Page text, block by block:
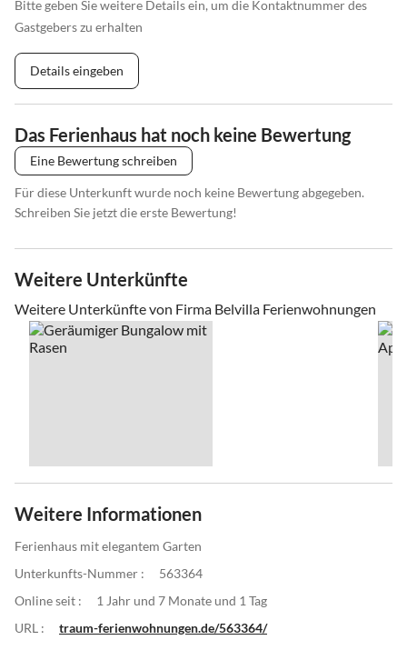
Bitte geben Sie weitere Details ein, um die Kontaktnummer des
Gastgebers zu erhalten
Details eingeben
Das Ferienhaus hat noch keine Bewertung
Eine Bewertung schreiben
Für diese Unterkunft wurde noch keine Bewertung abgegeben.
Schreiben Sie jetzt die erste Bewertung!
Weitere Unterkünfte
Weitere Unterkünfte von Firma Belvilla Ferienwohnungen
Weitere Informationen
Ferienhaus mit elegantem Garten
Unterkunfts-Nummer :
563364
Online seit :
1 Jahr und 7 Monate und 1 Tag
URL :
traum-ferienwohnungen.de/563364/